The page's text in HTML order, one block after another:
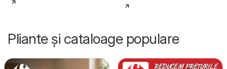
Pliante și cataloage populare